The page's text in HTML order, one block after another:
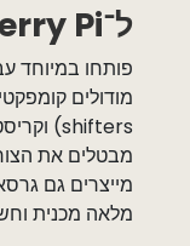
ל־Raspberry Pi ​
מבטלים את
מלאה מכנית